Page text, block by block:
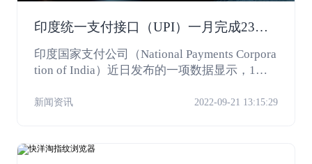
印度统一支付接口（UPI）一月完成23亿
笔交易量
印度国家支付公司（National Payments Corpora
tion of India）近日发布的一项数据显示，1月
亿笔交易，总金额达4.3万亿卢比。
新闻资讯 2022-09-21 13:15:29